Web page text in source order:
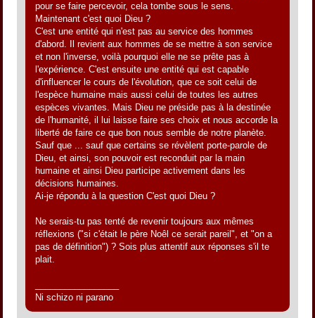
pour se faire percevoir, cela tombe sous le sens.
Maintenant c'est quoi Dieu ?
C'est une entité qui n'est pas au service des hommes
d'abord. Il revient aux hommes de se mettre à son service
et non l'inverse, voilà pourquoi elle ne se prête pas à
l'expérience. C'est ensuite une entité qui est capable
d'influencer le cours de l'évolution, que ce soit celui de
l'espèce humaine mais aussi celui de toutes les autres
espèces vivantes. Mais Dieu ne préside pas à la destinée
de l'humanité, il lui laisse faire ses choix et nous accorde la
liberté de faire ce que bon nous semble de notre planète.
Sauf que ... sauf que certains se révèlent porte-parole de
Dieu, et ainsi, son pouvoir est reconduit par la main
humaine et ainsi Dieu participe activement dans les
décisions humaines.
Ai-je répondu à la question C'est quoi Dieu ?
Ne serais-tu pas tenté de revenir toujours aux mêmes
réflexions ("si c'était le père Noêl ce serait pareil", et "on a
pas de définition") ? Sois plus attentif aux réponses s'il te
plait.
Ni schizo ni parano